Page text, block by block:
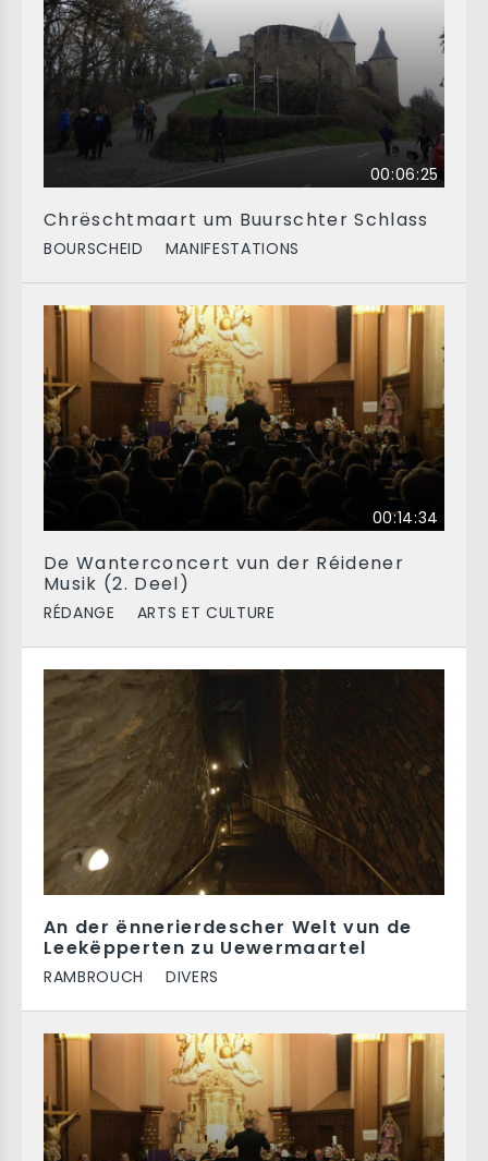
00:06:25
Chrëschtmaart um Buurschter Schlass
BOURSCHEID MANIFESTATIONS
00:14:34
De Wanterconcert vun der Réidener
Musik (2. Deel)
RÉDANGE ARTS ET CULTURE
An der ënnerierdescher Welt vun de
Leekëpperten zu Uewermaartel
RAMBROUCH DIVERS